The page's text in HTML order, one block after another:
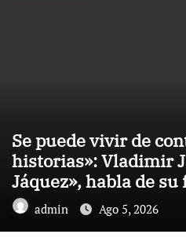
Se puede vivir de
historias»: Vladimir
Jáquez», habla de su
Palabras
admin Ago 5, 2026